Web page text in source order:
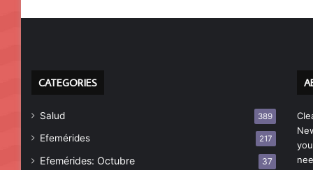
CATEGORIES
Salud 389
Efemérides 217
Efemérides: Octubre 37